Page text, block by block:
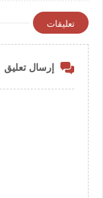
تعليقات
إرسال تعليق